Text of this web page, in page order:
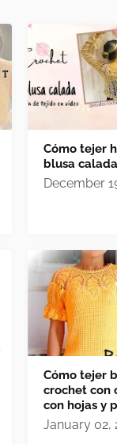
Cómo tejer
blusa calada
December
Cómo tejer
crochet con
con hojas y
January 02,